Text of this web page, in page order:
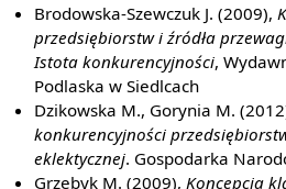
Brodowska-Szewczuk J. (2009),
przedsiębiorstw i źródła
Istota konkurencyjności,
Podlaska w Siedlcach
Dzikowska M., Gorynia M.
konkurencyjności
eklektycznej. Gospodarka
Grzebyk M. (2009), Koncepcja